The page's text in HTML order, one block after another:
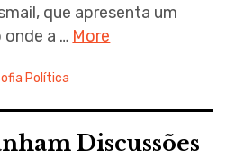
que apresenta um
a … More
Política
Discussões